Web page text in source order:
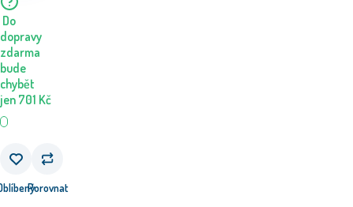
Do
dopravy
zdarma
bude
chybět
jen 701 Kč
Porovnat